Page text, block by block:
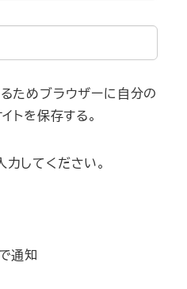
ためブラウザーに自分の
トを保存する。
してください。
通知